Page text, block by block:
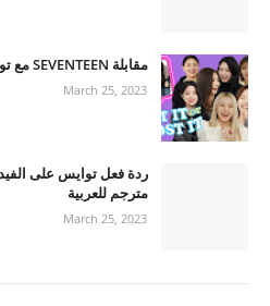
مقابلة SEVENTEEN مع توايس مترجمة للعربية
March 25, 2023
مترجم للعربية
March 25, 2023